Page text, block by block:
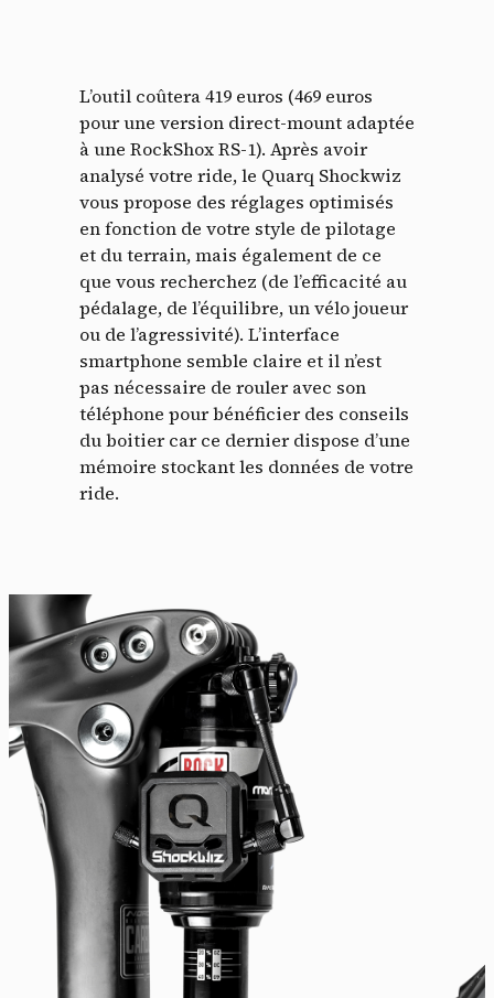
L’outil coûtera 419 euros (469 euros
pour une version direct-mount adaptée
à une RockShox RS-1). Après avoir
analysé votre ride, le Quarq Shockwiz
vous propose des réglages optimisés
en fonction de votre style de pilotage
et du terrain, mais également de ce
que vous recherchez (de l’efficacité au
pédalage, de l’équilibre, un vélo joueur
ou de l’agressivité). L’interface
smartphone semble claire et il n’est
pas nécessaire de rouler avec son
téléphone pour bénéficier des conseils
du boitier car ce dernier dispose d’une
mémoire stockant les données de votre
ride.